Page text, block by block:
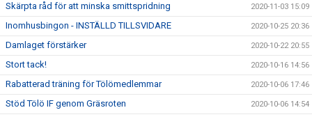
Skärpta råd för att minska smittspridning 2020-11-03 15:09
Inomhusbingon - INSTÄLLD TILLSVIDARE 2020-10-25 20:36
Damlaget förstärker 2020-10-22 20:55
Stort tack! 2020-10-16 14:56
Rabatterad träning för Tölömedlemmar 2020-10-06 17:46
Stöd Tölö IF genom Gräsroten 2020-10-06 14:54